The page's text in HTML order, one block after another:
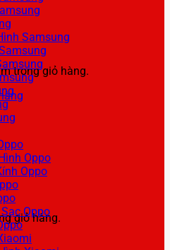
trong giỏ hàng.
giỏ hàng.
Samsung
Oppo
Oppo
Oppo